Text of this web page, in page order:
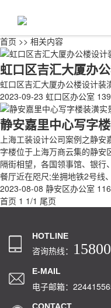
首页 >> 相关内容
虹口区吉汇大厦办
虹口区吉汇大厦办公楼设计装
2023-09-23 虹口区办公室
静安嘉里中心写字
上海工装设计公司案例之静
字楼位于上海万商云集的静
隔街相望，各国领事馆、银行
餐厅近在咫尺;坐拥地铁2号线
2023-08-08 静安区办公室
首页 1 1/1 尾页
HOTLINE
咨询热线：
E-MAIL
电子邮箱：